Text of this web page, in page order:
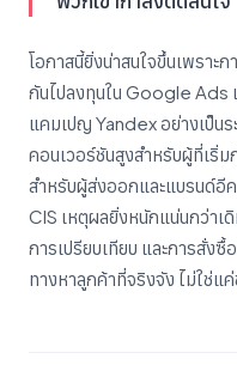
โอกาสนี้ยิ่งน่าสนใจขึ้นเพราะ
กันไปลงทุนใน Google Ads
แคมเปญ Yandex อย่างเป็น
คอนเวอร์ชันสูงสำหรับผู้ที่เริ่ม
สำหรับผู้ส่งออกและแบรนด์อี
CIS เหตุผลยิ่งหนักแน่นกว่าเ
การเปรียบเทียบ และการสั่ง
ทางหาลูกค้าที่จริงจัง ไม่ใช่แ